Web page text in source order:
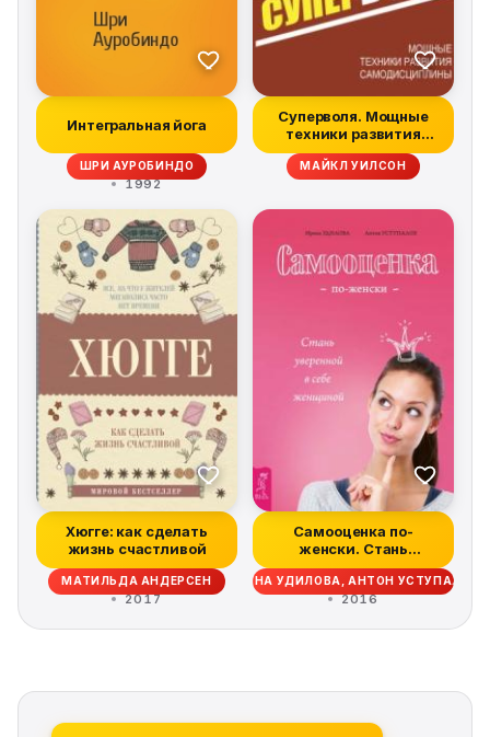
Интегральная йога
ШРИ АУРОБИНДО
1992
Суперволя. Мощные
техники развития
самодисциплины
МАЙКЛ УИЛСОН
Хюгге: как сделать
жизнь счастливой
МАТИЛЬДА АНДЕРСЕН
2017
Самооценка по-
женски. Стань
уверенной в себе
женщи...
ИРИНА УДИЛОВА, АНТОН УСТУПАЛОВ
2016